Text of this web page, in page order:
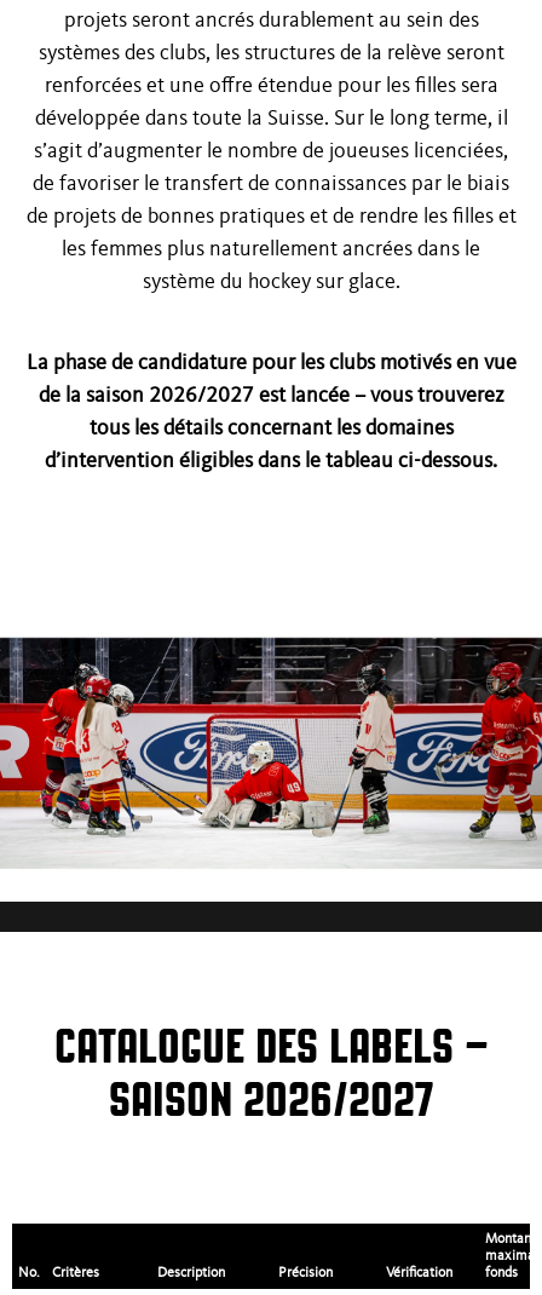
projets seront ancrés durablement au sein des
systèmes des clubs, les structures de la relève seront
renforcées et une offre étendue pour les filles sera
développée dans toute la Suisse. Sur le long terme, il
s’agit d’augmenter le nombre de joueuses licenciées,
de favoriser le transfert de connaissances par le biais
de projets de bonnes pratiques et de rendre les filles et
les femmes plus naturellement ancrées dans le
système du hockey sur glace.
La phase de candidature pour les clubs motivés en vue
de la saison 2026/2027 est lancée – vous trouverez
tous les détails concernant les domaines
d’intervention éligibles dans le tableau ci-dessous.
CATALOGUE DES LABELS –
SAISON 2026/2027
No. Critères Description Précision Vérification
Montant
maximal
fonds